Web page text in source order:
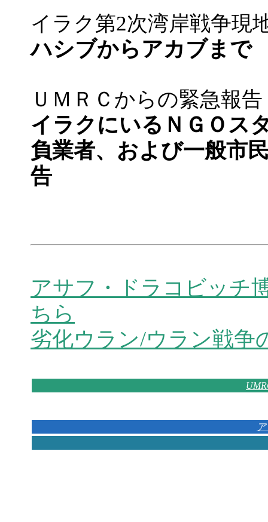
イラク第2次湾岸戦争現
ハシブからアカブまで
ＵＭＲＣからの緊急報告
イラクにいるＮＧＯス
負業者、および一般市
告
アサフ・ドラコビッチ
ちら
劣化ウラン/ウラン戦争